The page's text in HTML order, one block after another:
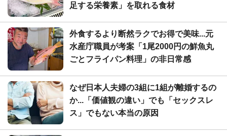
足する栄養素」を取れる食材
外食するより断然ラクでお得で美味...元
水産庁職員が考案「1尾2000円の鮮魚丸
ごとフライパン料理」の非日常感
なぜ日本人夫婦の3組に1組が離婚するの
か...「価値観の違い」でも「セックスレ
ス」でもない本当の原因